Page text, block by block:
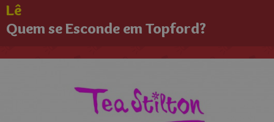
Lê
Quem se Esconde em Topford?